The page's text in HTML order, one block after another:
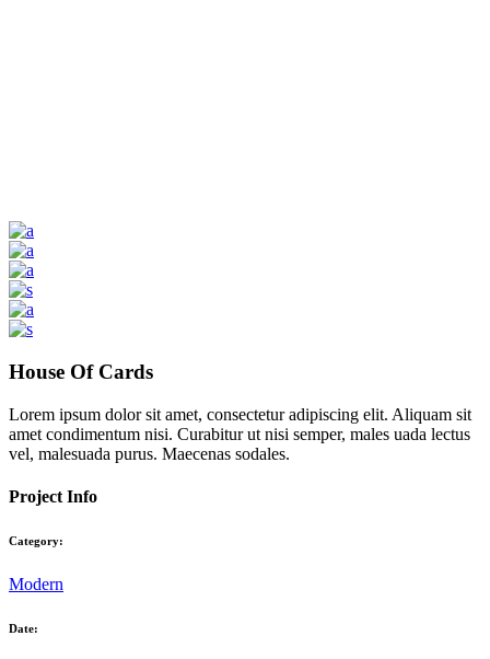
House Of Cards
Lorem ipsum dolor sit amet, consectetur adipiscing elit. Aliquam sit
amet condimentum nisi. Curabitur ut nisi semper, males uada lectus
vel, malesuada purus. Maecenas sodales.
Project Info
Category:
Modern
Date: